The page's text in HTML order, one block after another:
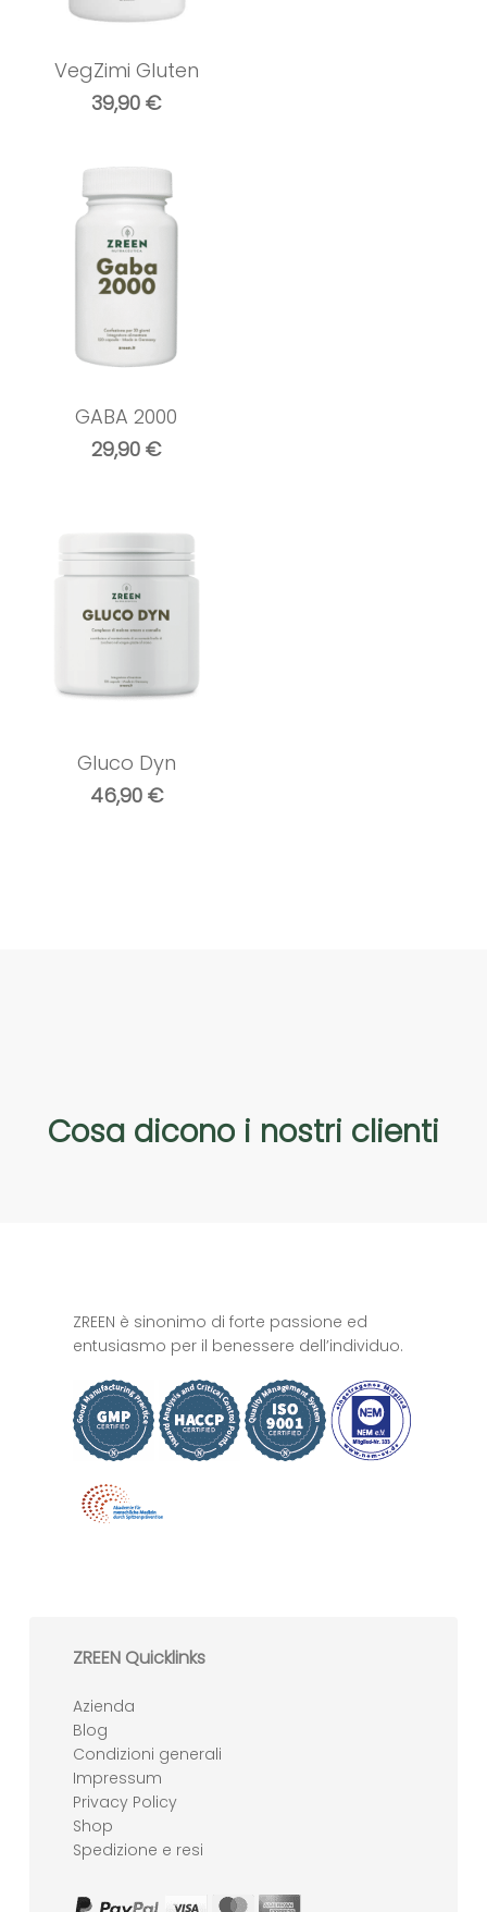
VegZimi Gluten
39,90€
GABA 2000
29,90€
Gluco Dyn
46,90 €
Cosa dicono i nostri clienti
ZREEN è sinonimo di forte passione ed
entusiasmo per il benessere dell’individuo.
ZREEN Quicklinks
Azienda
Blog
Condizioni generali
Impressum
Privacy Policy
Shop
Spedizione e resi